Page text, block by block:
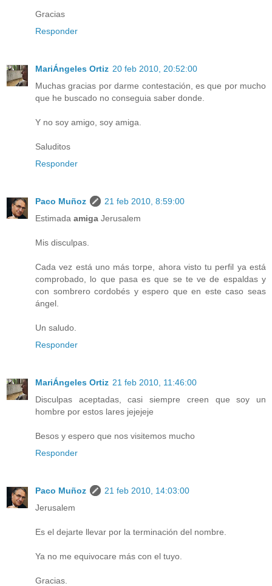
Gracias
Responder
MariÁngeles Ortiz 20 feb 2010, 20:52:00
Muchas gracias por darme contestación, es que por mucho
que he buscado no conseguia saber donde.
Y no soy amigo, soy amiga.
Saluditos
Responder
Paco Muñoz
21 feb 2010, 8:59:00
Estimada amiga Jerusalem
Mis disculpas.
Cada vez está uno más torpe, ahora visto tu perfil ya está
comprobado, lo que pasa es que se te ve de espaldas y
con sombrero cordobés y espero que en este caso seas
ángel.
Un saludo.
Responder
MariÁngeles Ortiz 21 feb 2010, 11:46:00
Disculpas aceptadas, casi siempre creen que soy un
hombre por estos lares jejejeje
Besos y espero que nos visitemos mucho
Responder
Paco Muñoz
21 feb 2010, 14:03:00
Jerusalem
Es el dejarte llevar por la terminación del nombre.
Ya no me equivocare más con el tuyo.
Gracias.